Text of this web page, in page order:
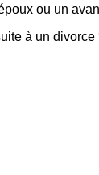
ou un
à un divorce